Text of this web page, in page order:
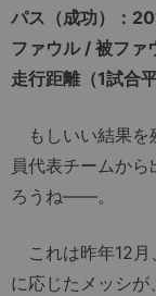
パス（成功）：
ファウル / 被ファ
走行距離（1試合
もしいい結果を
員代表チームか
ろうね――。
これは昨年12月
に応じたメッシ